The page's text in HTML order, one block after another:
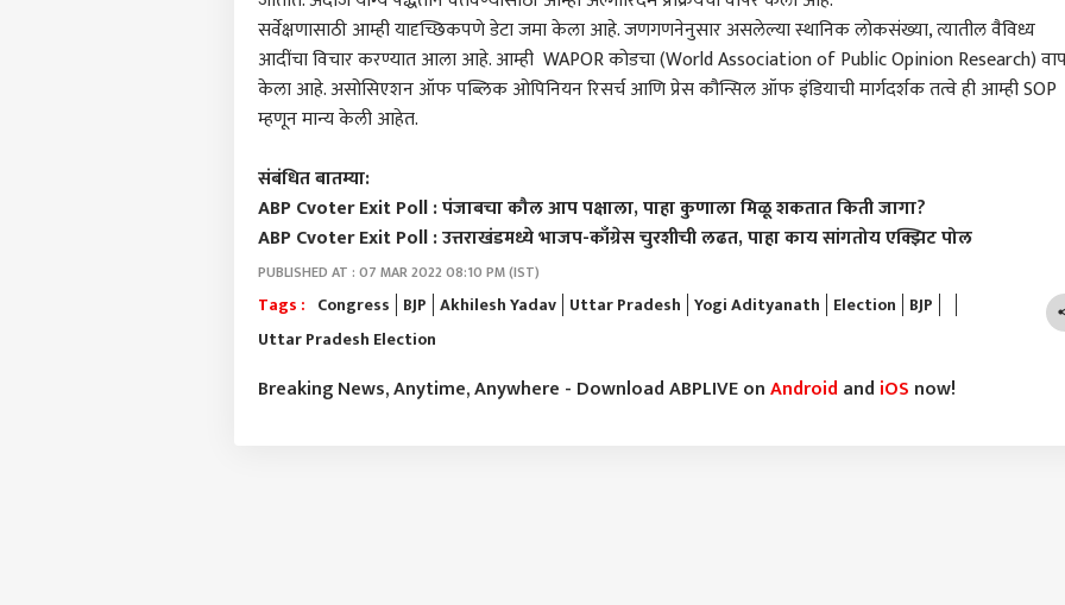
सर्वेक्षणासाठी आम्ही यादृच्छिकपणे डेटा जमा केला आहे. जणगणनेनुसार असलेल्या स्थानिक लोकसंख्या, त्यातील वैविध्य
आदींचा विचार करण्यात आला आहे. आम्ही WAPOR कोडचा (World Association of Public Opinion Research)
केला आहे. असोसिएशन ऑफ पब्लिक ओपिनियन रिसर्च आणि प्रेस कौन्सिल ऑफ इंडियाची मार्गदर्शक तत्वे ही आम्ही SOP
म्हणून मान्य केली आहेत.
संबंधित बातम्या:
ABP Cvoter Exit Poll : पंजाबचा कौल आप पक्षाला, पाहा कुणाला मिळू शकतात किती जागा?
ABP Cvoter Exit Poll : उत्तराखंडमध्ये भाजप-काँग्रेस चुरशीची लढत, पाहा काय सांगतोय एक्झिट पोल
PUBLISHED AT : 07 MAR 2022 08:10 PM (IST)
Tags : Congress BJP Akhilesh Yadav Uttar Pradesh Yogi Adityanath Election BJP
Uttar Pradesh Election
Breaking News, Anytime, Anywhere - Download ABPLIVE onAndroid and iOS now!
भाष्य